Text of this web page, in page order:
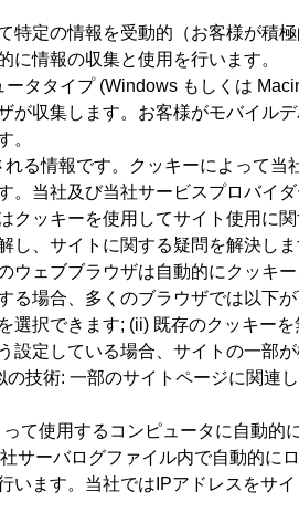
定の情報を受動的（お客様が積
情報の収集と使用を行います。
タタイプ (Windows もしくは
収集します。お客様がモバイル
。
る情報です。クッキーによって
当社及び当社サービスプロバイ
ッキーを使用してサイト使用に
、サイトに関する疑問を解決しま
ェブブラウザは自動的にクッキ
場合、多くのブラウザでは以下
択できます; (ii) 既存のクッキー
定している場合、サイトの一部が
技術: 一部のサイトページに関連
て使用するコンピュータに自動
サーバログファイル内で自動的に
います。当社ではIPアドレスをサ